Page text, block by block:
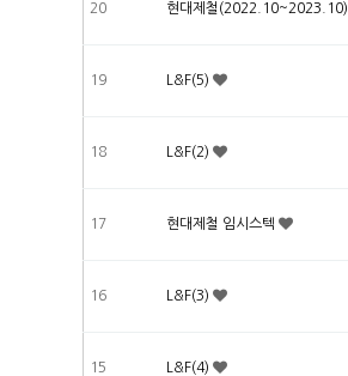
20 현대제철(2022.10~2023.10)
19 L&F(5)
18 L&F(2)
17 현대제철 임시스텍
16 L&F(3)
15 L&F(4)